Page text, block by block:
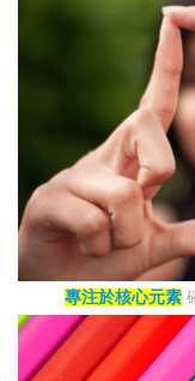
專注於核心元素